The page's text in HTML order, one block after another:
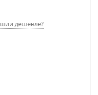
дешевле?